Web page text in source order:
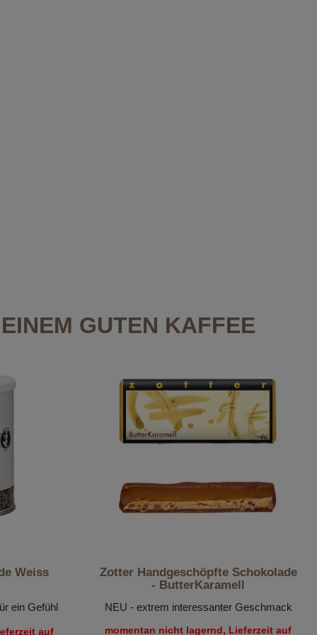
GUTEN KAFFEE
Weiss
ein Gefühl
auf
Zotter Handgeschöpfte Schokolade
- ButterKaramell
NEU - extrem interessanter Geschmack
momentan nicht lagernd, Lieferzeit auf